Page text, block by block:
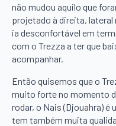
não mudou aquilo que
projetado à direita,
ia desconfortável em
com o Trezza a ter que
acompanhar.
Então quisemos que o
muito forte no momento
rodar, o Nais (Djouahra)
tem também muita